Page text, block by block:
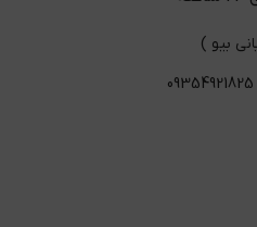
بیو )